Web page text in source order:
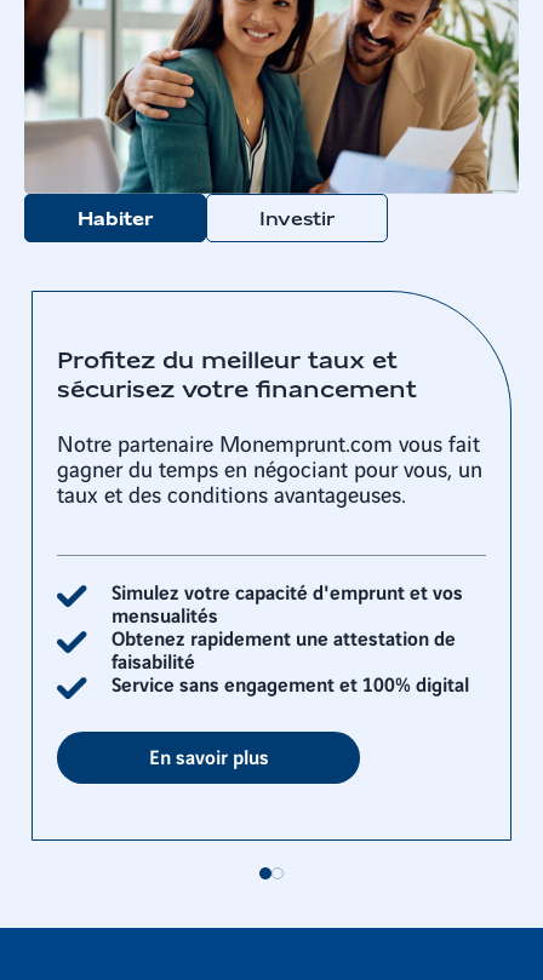
Habiter Investir
Profitez du meilleur taux et
sécurisez votre financement
Notre partenaire Monemprunt.com vous fait
gagner du temps en négociant pour vous, un
taux et des conditions avantageuses.
Simulez votre capacité d'emprunt et vos
mensualités
Obtenez rapidement une attestation de
faisabilité
Service sans engagement et 100% digital
En savoir plus